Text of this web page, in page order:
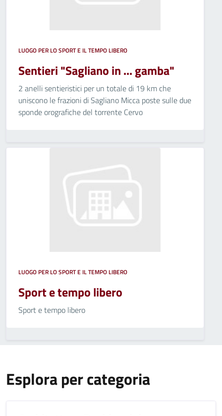
LUOGO PER LO SPORT E IL TEMPO LIBERO
Sentieri "Sagliano in ... gamba"
2 anelli sentieristici per un totale di 19 km che
uniscono le frazioni di Sagliano Micca poste sulle due
sponde orografiche del torrente Cervo
LUOGO PER LO SPORT E IL TEMPO LIBERO
Sport e tempo libero
Sport e tempo libero
Esplora per categoria